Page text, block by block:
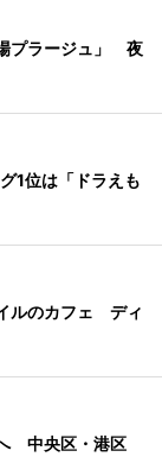
プラージュ」 夜
1位は「ドラえも
ルのカフェ ディ
中央区・港区